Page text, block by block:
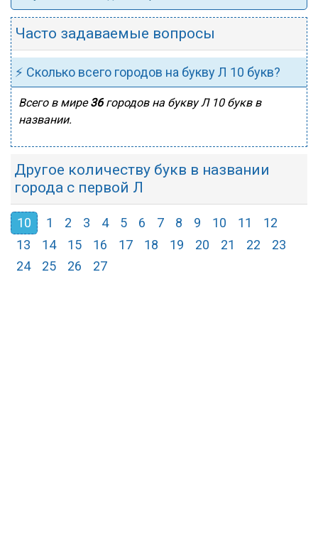
Часто задаваемые вопросы
⚡ Сколько всего городов на букву Л 10 букв?
Всего в мире36городов на букву Л 10 букв в
названии.
Другое количеству букв в названии
города с первой Л
10 1 2 3 4 5 6 7 8 9 10 11
12
13
14 15 16 17 18 19 20 21 22
23
24
25 26 27